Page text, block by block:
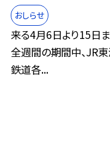
おしらせ
来る4月6日より15日
全週間の期間中、JR
鉄道各...